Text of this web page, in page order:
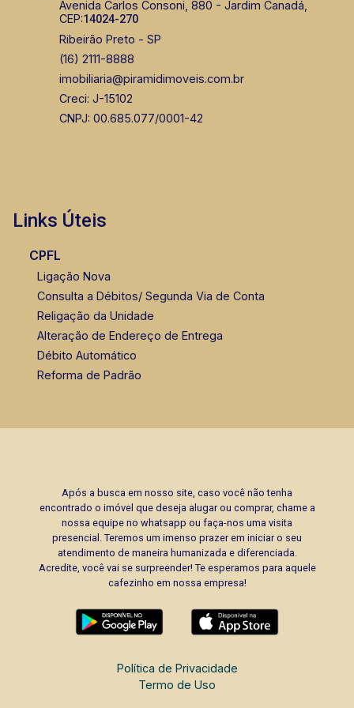
Avenida Carlos Consoni, 880 - Jardim Canadá,
CEP:14024-270
Ribeirão Preto - SP
(16) 2111-8888
imobiliaria@piramidimoveis.com.br
Creci: J-15102
CNPJ: 00.685.077/0001-42
Links Úteis
CPFL
Ligação Nova
Consulta a Débitos/ Segunda Via de Conta
Religação da Unidade
Alteração de Endereço de Entrega
Débito Automático
Reforma de Padrão
Após a busca em nosso site, caso você não tenha
encontrado o imóvel que deseja alugar ou comprar, chame a
nossa equipe no whatsapp ou faça-nos uma visita
presencial. Teremos um imenso prazer em iniciar o seu
atendimento de maneira humanizada e diferenciada.
Acredite, você vai se surpreender! Te esperamos para aquele
cafezinho em nossa empresa!
Política de Privacidade
Termo de Uso